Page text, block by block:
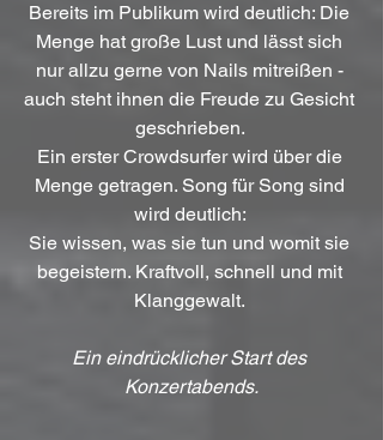
Bereits im Publikum wird deutlich: Die
Menge hat große Lust und lässt sich
nur allzu gerne von Nails mitreißen -
auch steht ihnen die Freude zu Gesicht
geschrieben.
Ein erster Crowdsurfer wird über die
Menge getragen. Song für Song sind
wird deutlich:
Sie wissen, was sie tun und womit sie
begeistern. Kraftvoll, schnell und mit
Klanggewalt.
Ein eindrücklicher Start des
Konzertabends.